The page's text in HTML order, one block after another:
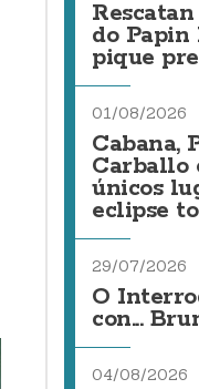
do
pique
01/08/2026
Cabana,
Carballo
únicos
eclipse
29/07/2026
O
con...
04/08/2026